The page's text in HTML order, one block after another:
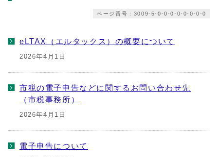
ページ番号：3009-5-0-0-0-0-0-0-0-0
eLTAX（エルタックス）の概要について
2026年4月1日
市税の電子申告などに関するお問い合わせ先
（市税事務所）
2026年4月1日
電子申告について